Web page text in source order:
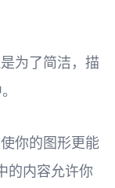
为了简洁，描
你的图形更能
的内容允许你